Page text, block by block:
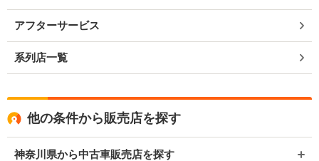
アフターサービス
系列店一覧
他の条件から販売店を探す
神奈川県から中古車販売店を探す